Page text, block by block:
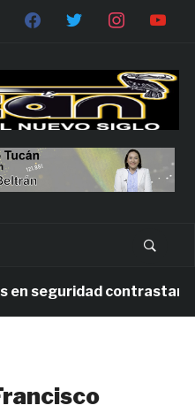
seguridad contrastan con